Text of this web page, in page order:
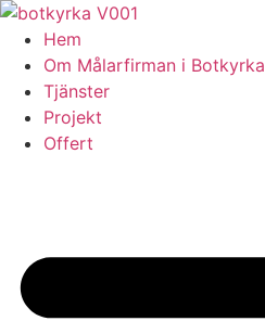
Skip
content
Hem
Om Målarfirman i Botkyrka
Tjänster
Projekt
Offert